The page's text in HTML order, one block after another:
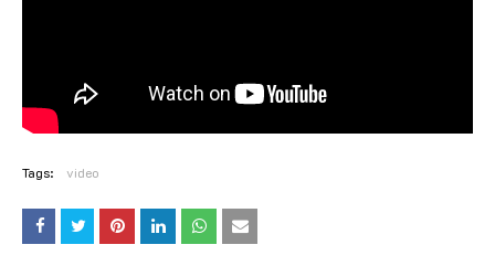
Tags: video